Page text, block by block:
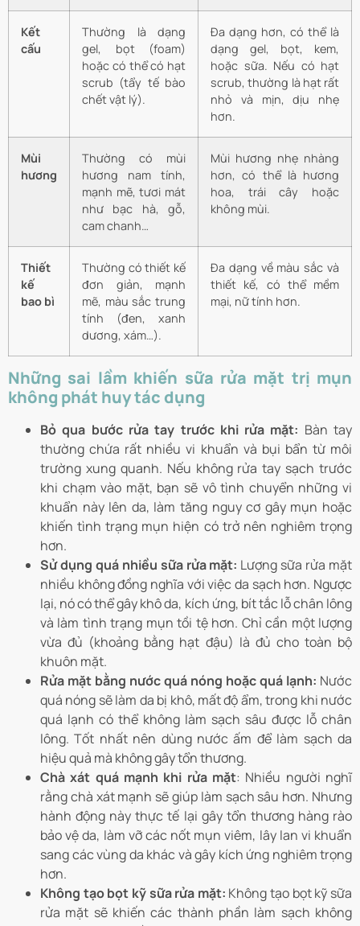
Kết
cấu
Thường là dạng
gel, bọt (foam)
hoặc có thể có hạt
scrub (tẩy tế bào
chết vật lý).
Đa dạng hơn, có thể là
dạng gel, bọt, kem,
hoặc sữa. Nếu có hạt
scrub, thường là hạt rất
nhỏ và mịn, dịu nhẹ
hơn.
Mùi
hương
Thường có mùi
hương nam tính,
mạnh mẽ, tươi mát
như bạc hà, gỗ,
cam chanh…
Mùi hương nhẹ nhàng
hơn, có thể là hương
hoa, trái cây hoặc
không mùi.
Thiết
kế
bao bì
Thường có thiết kế
đơn giản, mạnh
mẽ, màu sắc trung
tính (đen, xanh
dương, xám…).
Đa dạng về màu sắc và
thiết kế, có thể mềm
mại, nữ tính hơn.
Những sai lầm khiến sữa rửa mặt trị mụn
không phát huy tác dụng
Bỏ qua bước rửa tay trước khi rửa mặt: Bàn tay
thường chứa rất nhiều vi khuẩn và bụi bẩn từ môi
trường xung quanh. Nếu không rửa tay sạch trước
khi chạm vào mặt, bạn sẽ vô tình chuyển những vi
khuẩn này lên da, làm tăng nguy cơ gây mụn hoặc
khiến tình trạng mụn hiện có trở nên nghiêm trọng
hơn.
Sử dụng quá nhiều sữa rửa mặt: Lượng sữa rửa mặt
nhiều không đồng nghĩa với việc da sạch hơn. Ngược
lại, nó có thể gây khô da, kích ứng, bít tắc lỗ chân lông
và làm tình trạng mụn tồi tệ hơn. Chỉ cần một lượng
vừa đủ (khoảng bằng hạt đậu) là đủ cho toàn bộ
khuôn mặt.
Rửa mặt bằng nước quá nóng hoặc quá lạnh: Nước
quá nóng sẽ làm da bị khô, mất độ ẩm, trong khi nước
quá lạnh có thể không làm sạch sâu được lỗ chân
lông. Tốt nhất nên dùng nước ấm để làm sạch da
hiệu quả mà không gây tổn thương.
Chà xát quá mạnh khi rửa mặt: Nhiều người nghĩ
rằng chà xát mạnh sẽ giúp làm sạch sâu hơn. Nhưng
hành động này thực tế lại gây tổn thương hàng rào
bảo vệ da, làm vỡ các nốt mụn viêm, lây lan vi khuẩn
sang các vùng da khác và gây kích ứng nghiêm trọng
hơn.
Không tạo bọt kỹ sữa rửa mặt: Không tạo bọt kỹ sữa
rửa mặt sẽ khiến các thành phần làm sạch không